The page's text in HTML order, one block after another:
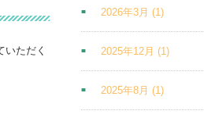
ただく
2026年3月(1)
2025年12月(1)
2025年8月(1)